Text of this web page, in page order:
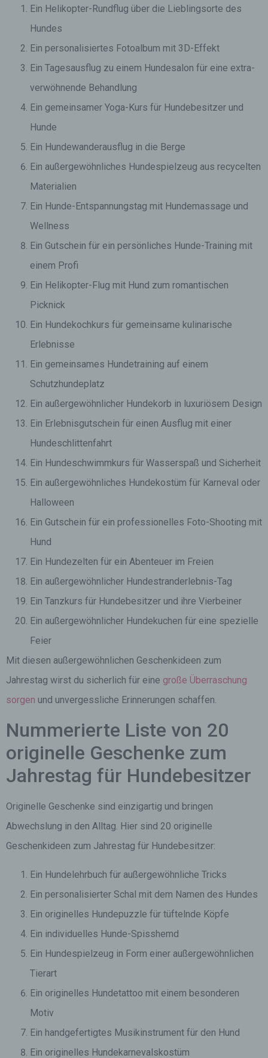
Ein Helikopter-Rundflug über die Lieblingsorte des
Hundes
Ein personalisiertes Fotoalbum mit 3D-Effekt
Ein Tagesausflug zu einem Hundesalon für eine extra-
verwöhnende Behandlung
Ein gemeinsamer Yoga-Kurs für Hundebesitzer und
Hunde
Ein Hundewanderausflug in die Berge
Ein außergewöhnliches Hundespielzeug aus recycelten
Materialien
Ein Hunde-Entspannungstag mit Hundemassage und
Wellness
Ein Gutschein für ein persönliches Hunde-Training mit
einem Profi
Ein Helikopter-Flug mit Hund zum romantischen
Picknick
Ein Hundekochkurs für gemeinsame kulinarische
Erlebnisse
Ein gemeinsames Hundetraining auf einem
Schutzhundeplatz
Ein außergewöhnlicher Hundekorb in luxuriösem Design
Ein Erlebnisgutschein für einen Ausflug mit einer
Hundeschlittenfahrt
Ein Hundeschwimmkurs für Wasserspaß und Sicherheit
Ein außergewöhnliches Hundekostüm für Karneval oder
Halloween
Ein Gutschein für ein professionelles Foto-Shooting mit
Hund
Ein Hundezelten für ein Abenteuer im Freien
Ein außergewöhnlicher Hundestranderlebnis-Tag
Ein Tanzkurs für Hundebesitzer und ihre Vierbeiner
Ein außergewöhnlicher Hundekuchen für eine spezielle
Feier
Mit diesen außergewöhnlichen Geschenkideen zum
Jahrestag wirst du sicherlich für eine große Überraschung
sorgen und unvergessliche Erinnerungen schaffen.
Nummerierte Liste von 20
originelle Geschenke zum
Jahrestag für Hundebesitzer
Originelle Geschenke sind einzigartig und bringen
Abwechslung in den Alltag. Hier sind 20 originelle
Geschenkideen zum Jahrestag für Hundebesitzer:
Ein Hundelehrbuch für außergewöhnliche Tricks
Ein personalisierter Schal mit dem Namen des Hundes
Ein originelles Hundepuzzle für tüftelnde Köpfe
Ein individuelles Hunde-Spisshemd
Ein Hundespielzeug in Form einer außergewöhnlichen
Tierart
Ein originelles Hundetattoo mit einem besonderen
Motiv
Ein handgefertigtes Musikinstrument für den Hund
Ein originelles Hundekarnevalskostüm